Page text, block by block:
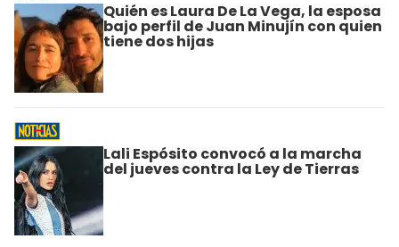
Quién es Laura De La Vega, la esposa
bajo perfil de Juan Minujín con quien
tiene dos hijas
Lali Espósito convocó a la marcha
del jueves contra la Ley de Tierras